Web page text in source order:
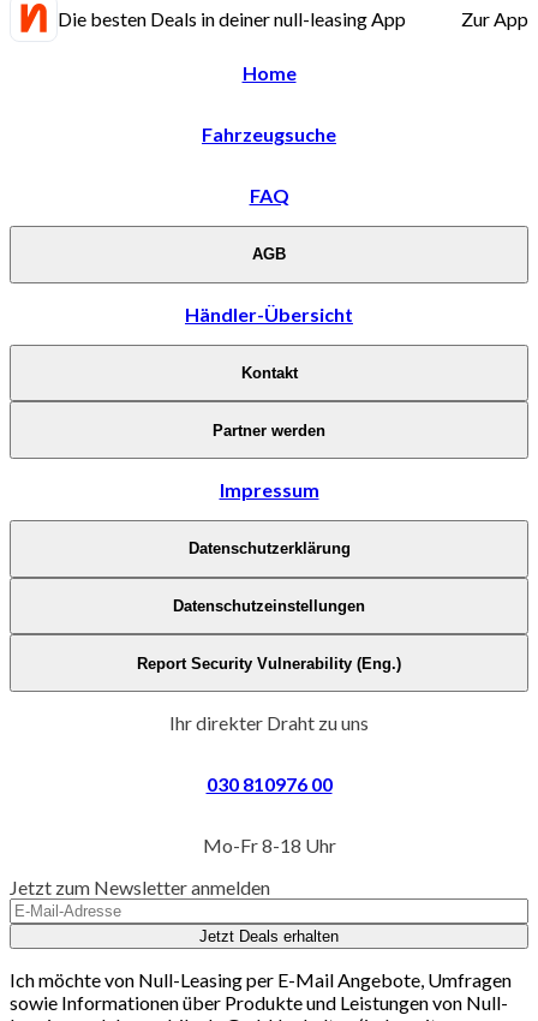
Die besten Deals in deiner null-leasing App Zur App
Home
Fahrzeugsuche
FAQ
AGB
Händler-Übersicht
Kontakt
Partner werden
Impressum
Datenschutzerklärung
Datenschutzeinstellungen
Report Security Vulnerability (Eng.)
Ihr direkter Draht zu uns
030 810976 00
Mo-Fr 8-18 Uhr
Jetzt zum Newsletter anmelden
Jetzt Deals erhalten
Ich möchte von Null-Leasing per E-Mail Angebote, Umfragen
sowie Informationen über Produkte und Leistungen von Null-